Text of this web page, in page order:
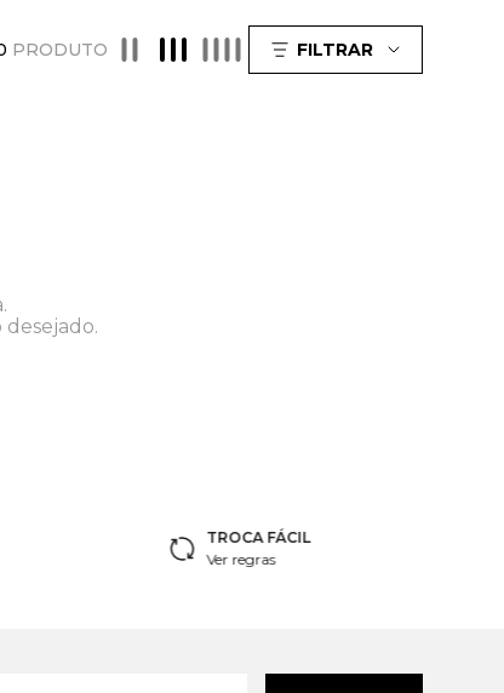
PRODUTO FILTRAR
TROCA FÁCIL
Ver regras